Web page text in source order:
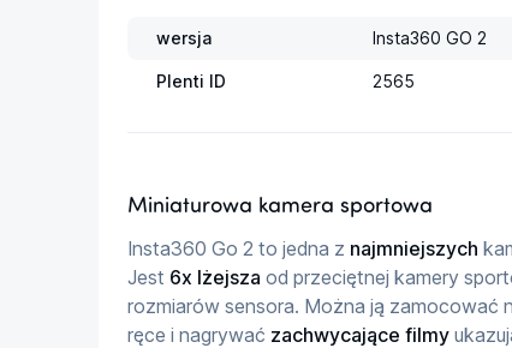
wersja Insta360 GO 2
Plenti ID 2565
Miniaturowa kamera sportowa
Insta360 Go 2 to jedna z najmniejszych
Jest 6x lżejsza od przeciętnej kamery
rozmiarów sensora. Można ją zamocować
ręce i nagrywać zachwycające filmy